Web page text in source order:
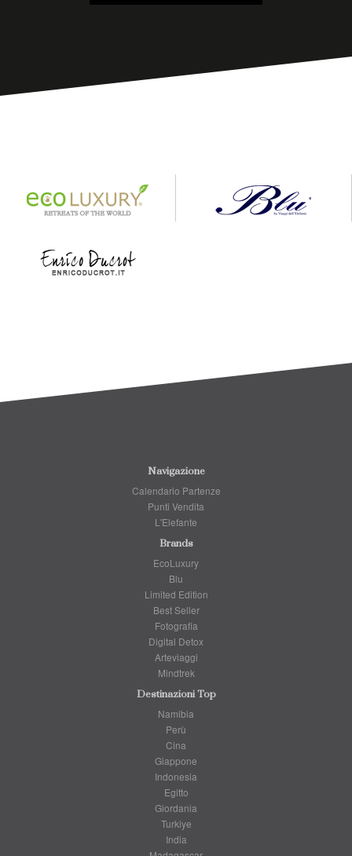
Navigazione
Calendario Partenze
Punti Vendita
L'Elefante
Brands
EcoLuxury
Blu
Limited Edition
Best Seller
Fotografia
Digital Detox
Arteviaggi
Mindtrek
Destinazioni Top
Namibia
Perù
Cina
Giappone
Indonesia
Egitto
Giordania
Turkiye
India